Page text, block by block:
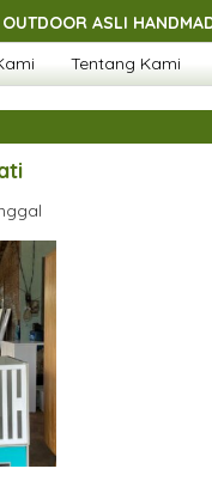
ASLI HANDMADE JEPARA
HANDMADE JEPARA
ASLI HANDMADE JEPARA
HANDMADE JEPARA
Tentang Kami